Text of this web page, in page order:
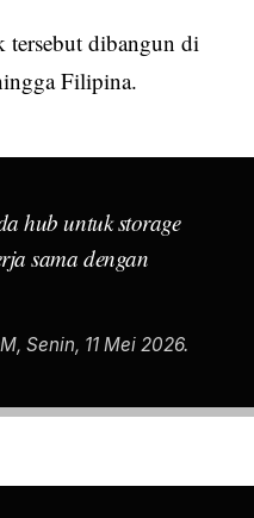
tersebut dibangun di
Filipina.
hub untukstorage
sama dengan
Senin, 11 Mei 2026.